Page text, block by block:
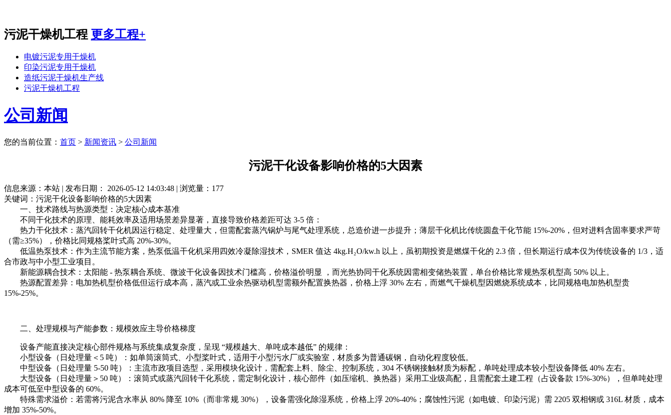
污泥干燥机工程 更多工程+
电镀污泥专用干燥机
印染污泥专用干燥机
造纸污泥干燥机生产线
污泥干燥机工程
公司新闻
您的当前位置： 首页 > 新闻资讯 > 公司新闻
污泥干化设备影响价格的5大因素
信息来源：本站 | 发布日期： 2026-05-12 14:03:48 | 浏览量：177
关键词：污泥干化设备影响价格的5大因素
一、技术路线与热源类型：决定核心成本基准
不同干化技术的原理、能耗效率及适用场景差异显著，直接导致价格差距可达 3-5 倍：
热力干化技术：蒸汽回转干化机因运行稳定、处理量大，但需配套蒸汽锅炉与尾气处理系统，总造价进一步提升；薄层干化机比传统圆盘干化节能 15%-20%，但对进料含固率要求严苛
（需≥35%），价格比同规格桨叶式高 20%-30%。
低温热泵技术：作为主流节能方案，热泵低温干化机采用四效冷凝除湿技术，SMER 值达 4kg.H₂O/kw.h 以上，虽初期投资是燃煤干化的 2.3 倍，但长期运行成本仅为传统设备的 1/3，适
合市政与中小型工业项目。
新能源耦合技术：太阳能 - 热泵耦合系统、微波干化设备因技术门槛高，价格溢价明显 ，而光热协同干化系统因需相变储热装置，单台价格比常规热泵机型高 50% 以上。
热源配置差异：电加热机型价格低但运行成本高，蒸汽或工业余热驱动机型需额外配置换热器，价格上浮 30% 左右，而燃气干燥机型因燃烧系统成本，比同规格电加热机型贵
15%-25%。
二、处理规模与产能参数：规模效应主导价格梯度
设备产能直接决定核心部件规格与系统集成复杂度，呈现 “规模越大、单吨成本越低” 的规律：
小型设备（日处理量＜5 吨）：如单筒滚筒式、小型桨叶式，适用于小型污水厂或实验室，材质多为普通碳钢，自动化程度较低。
中型设备（日处理量 5-50 吨）：主流市政项目选型，采用模块化设计，需配套上料、除尘、控制系统，304 不锈钢接触材质为标配，单吨处理成本较小型设备降低 40% 左右。
大型设备（日处理量＞50 吨）：滚筒式或蒸汽回转干化系统，需定制化设计，核心部件（如压缩机、换热器）采用工业级高配，且需配套土建工程（占设备款 15%-30%），但单吨处理
成本可低至中型设备的 60%。
特殊需求溢价：若需将污泥含水率从 80% 降至 10%（而非常规 30%），设备需强化除湿系统，价格上浮 20%-40%；腐蚀性污泥（如电镀、印染污泥）需 2205 双相钢或 316L 材质，成本
增加 35%-50%。